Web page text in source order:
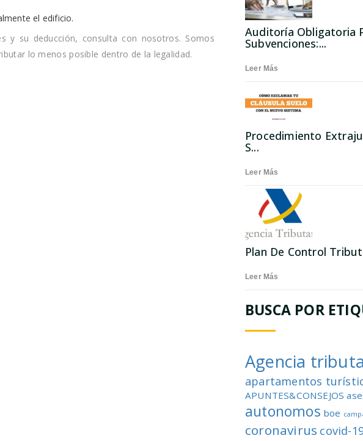
el edificio.
y su deducción, consulta con nosotros. Somos
lo menos posible dentro de la legalidad.
Auditoría Obligatoria
Subvenciones:...
Leer Más
Procedimiento
S...
Leer Más
Plan De Control
Leer Más
BUSCA POR
Agencia
apartamentos
APUNTES&CONSEJOS
autonomos boe
coronavirus covid-